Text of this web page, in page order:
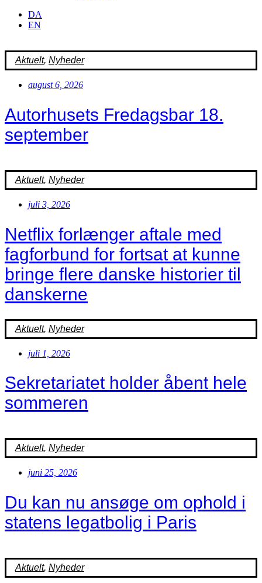
DA
EN
Aktuelt, Nyheder
august 6, 2026
Autorhusets Fredagsbar 18.
september
Aktuelt, Nyheder
juli 3, 2026
Netflix forlænger aftale med
fagforbund for fortsat at kunne
bringe flere danske historier til
danskerne
Aktuelt, Nyheder
juli 1, 2026
Sekretariatet holder åbent hele
sommeren
Aktuelt, Nyheder
juni 25, 2026
Du kan nu ansøge om ophold i
statens legatbolig i Paris
Aktuelt, Nyheder